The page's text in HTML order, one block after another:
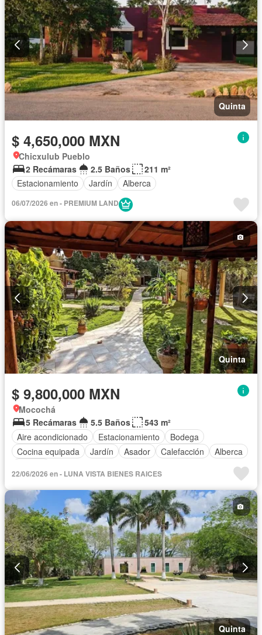
Quinta
$ 4,650,000 MXN
Chicxulub Pueblo
2 Recámaras
2.5 Baños
211 m²
Estacionamiento
Jardín Alberca
06/07/2026 en - PREMIUM LAND
Quinta
$ 9,800,000 MXN
Mocochá
5 Recámaras
5.5 Baños
543 m²
Aire acondicionado
Estacionamiento
Bodega
Cocina equipada
Jardín Asador Calefacción
Alberca
22/06/2026 en - LUNA VISTA BIENES RAICES
Quinta